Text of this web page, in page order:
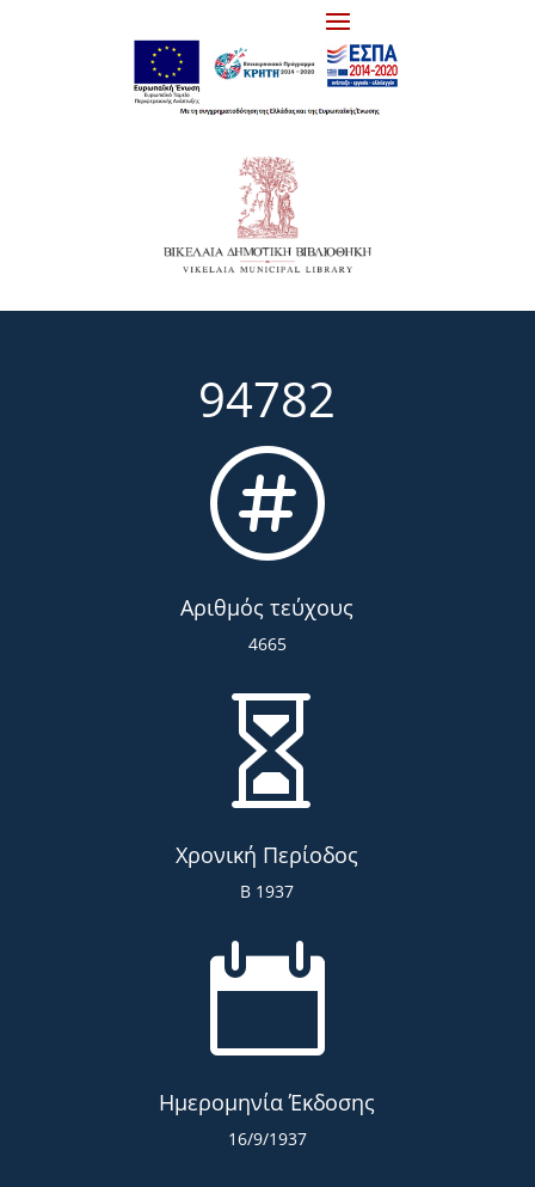
94782

Αριθμός τεύχους
4665

Χρονική Περίοδος
Β 1937

Ημερομηνία Έκδοσης
16/9/1937